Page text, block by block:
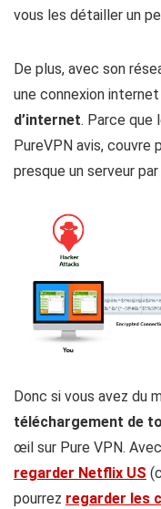
vous les détailler un
De plus, avec son
une connexion
d’internet. Parce que
PureVPN avis, couvre
presque un serveur
Donc si vous avez du
téléchargement de
œil sur Pure VPN.
regarder Netflix US
pourrez regarder les